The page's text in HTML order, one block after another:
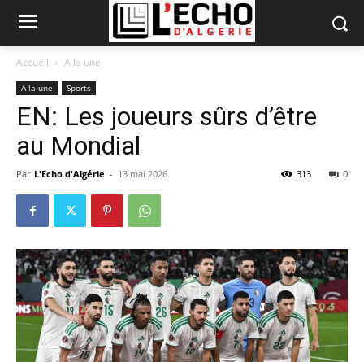
Accueil A la une
A la une Sports
EN: Les joueurs sûrs d’être
au Mondial
Par L'Echo d'Algérie - 13 mai 2026 0
313